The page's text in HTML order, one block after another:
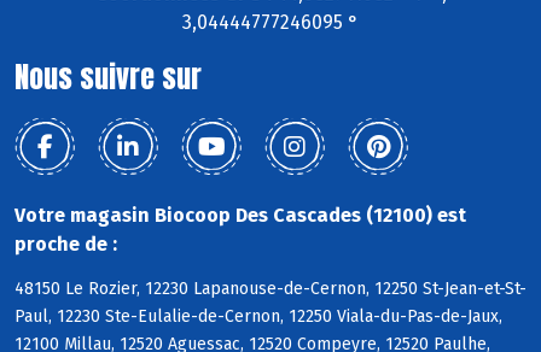
3,04444777246095 °
Nous suivre sur
Votre magasin Biocoop Des Cascades (12100) est
proche de :
48150 Le Rozier, 12230 Lapanouse-de-Cernon, 12250 St-Jean-et-St-
Paul, 12230 Ste-Eulalie-de-Cernon, 12250 Viala-du-Pas-de-Jaux,
12100 Millau, 12520 Aguessac, 12520 Compeyre, 12520 Paulhe,